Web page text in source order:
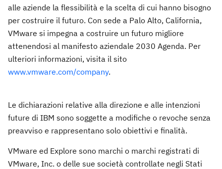
alle aziende la flessibilità e la scelta di cui hanno bisogno
per costruire il futuro. Con sede a Palo Alto, California,
VMware si impegna a costruire un futuro migliore
attenendosi al manifesto aziendale 2030 Agenda. Per
ulteriori informazioni, visita il sito
www.vmware.com/company.
Le dichiarazioni relative alla direzione e alle intenzioni
future di IBM sono soggette a modifiche o revoche senza
preavviso e rappresentano solo obiettivi e finalità.
VMware ed Explore sono marchi o marchi registrati di
VMware, Inc. o delle sue società controllate negli Stati